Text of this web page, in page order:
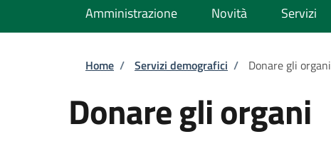
Amministrazione Novità Servizi
Briciole di pane
Home / Servizi demografici / Donare gli organi
Donare gli organi